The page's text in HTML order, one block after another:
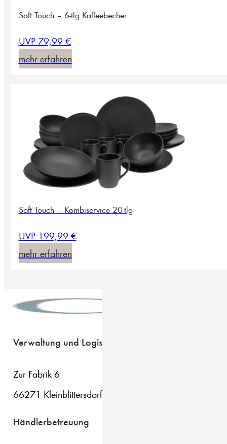
Soft Touch – 6-tlg Kaffeebecher
UVP 79,99 €
mehr erfahren
Soft Touch – Kombiservice 20-tlg
UVP 199,99 €
mehr erfahren
Verwaltung und Logistik
Zur Fabrik 6
66271 Kleinblittersdorf
Händlerbetreuung